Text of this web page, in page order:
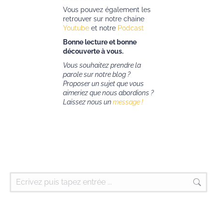
Vous pouvez également les
retrouver sur notre chaine
Youtube et notre Podcast
Bonne lecture et bonne
découverte à vous.
Vous souhaitez prendre la
parole sur notre blog ?
Proposer un sujet que vous
aimeriez que nous abordions ?
Laissez nous un message !